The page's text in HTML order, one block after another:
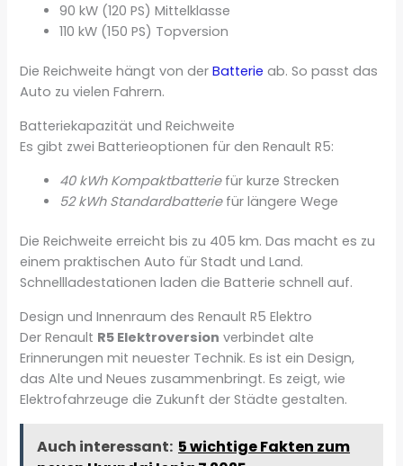
90 kW (120 PS) Mittelklasse
110 kW (150 PS) Topversion
Die Reichweite hängt von derBatterie ab. So passt das
Auto zu vielen Fahrern.
Batteriekapazität und Reichweite
Es gibt zwei Batterieoptionen für den Renault R5:
40 kWh Kompaktbatteriefür kurze Strecken
52 kWh Standardbatteriefür längere Wege
Die Reichweite erreicht bis zu 405 km. Das macht es zu
einem praktischen Auto für Stadt und Land.
Schnellladestationen laden die Batterie schnell auf.
Design und Innenraum des Renault R5 Elektro
Der Renault R5 Elektroversion verbindet alte
Erinnerungen mit neuester Technik. Es ist ein Design,
das Alte und Neues zusammenbringt. Es zeigt, wie
Elektrofahrzeuge die Zukunft der Städte gestalten.
Auch interessant: 5 wichtige Fakten zum